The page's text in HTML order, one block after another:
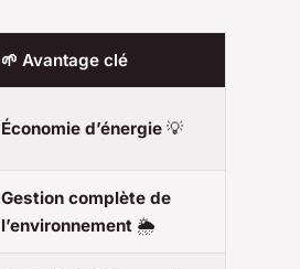
🌱 Avantage clé
Économie d’énergie 💡
Gestion complète de
l’environnement 🌦️